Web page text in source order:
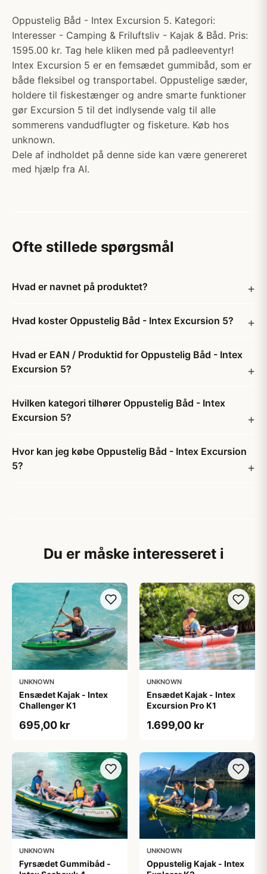
Oppustelig Båd - Intex Excursion 5. Kategori:
Interesser - Camping & Friluftsliv - Kajak & Båd. Pris:
1595.00 kr. Tag hele kliken med på padleeventyr!
Intex Excursion 5 er en femsædet gummibåd, som er
både fleksibel og transportabel. Oppustelige sæder,
holdere til fiskestænger og andre smarte funktioner
gør Excursion 5 til det indlysende valg til alle
sommerens vandudflugter og fisketure. Køb hos
unknown.
Dele af indholdet på denne side kan være genereret
med hjælp fra AI.
Ofte stillede spørgsmål
Hvad er navnet på produktet?
Hvad koster Oppustelig Båd - Intex Excursion 5?
Hvad er EAN / Produktid for Oppustelig Båd - Intex
Excursion 5?
Hvilken kategori tilhører Oppustelig Båd - Intex
Excursion 5?
Hvor kan jeg købe Oppustelig Båd - Intex Excursion
5?
Du er måske interesseret i
UNKNOWN
Ensædet Kajak - Intex
Challenger K1
695,00 kr
UNKNOWN
Ensædet Kajak - Intex
Excursion Pro K1
1.699,00 kr
UNKNOWN
Fyrsædet Gummibåd -
UNKNOWN
Oppustelig Kajak - Intex